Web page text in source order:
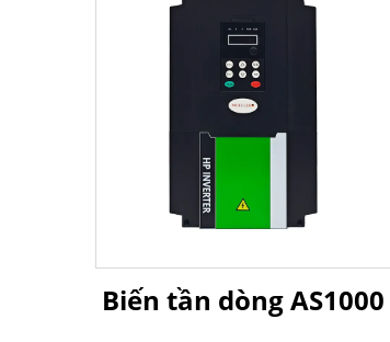
Biến tần dòng AS1000